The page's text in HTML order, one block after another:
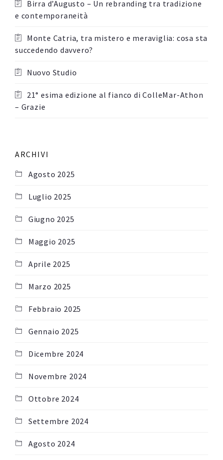
Birra d’Augusto – Un rebranding tra tradizione
e contemporaneità
Monte Catria, tra mistero e meraviglia: cosa sta
succedendo davvero?
Nuovo Studio
21° esima edizione al fianco di ColleMar-Athon
– Grazie
ARCHIVI
Agosto 2025
Luglio 2025
Giugno 2025
Maggio 2025
Aprile 2025
Marzo 2025
Febbraio 2025
Gennaio 2025
Dicembre 2024
Novembre 2024
Ottobre 2024
Settembre 2024
Agosto 2024